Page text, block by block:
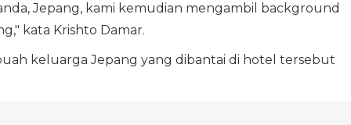
Jepang, kami kemudian mengambil background
kata Krishto Damar.
keluarga Jepang yang dibantai di hotel tersebut